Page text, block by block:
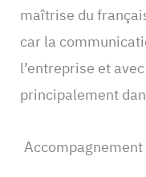
maîtrise du
car la
l’entreprise et
principalement
Accompagnement